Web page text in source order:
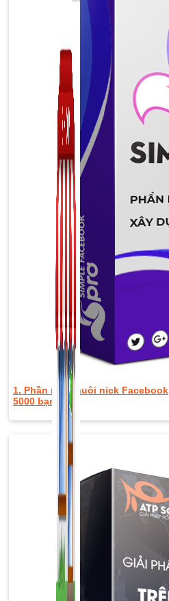
Zalo Marketing
104 bài viết
New
1. Phần mềm nuôi nick Facebook
5000 bạn bè